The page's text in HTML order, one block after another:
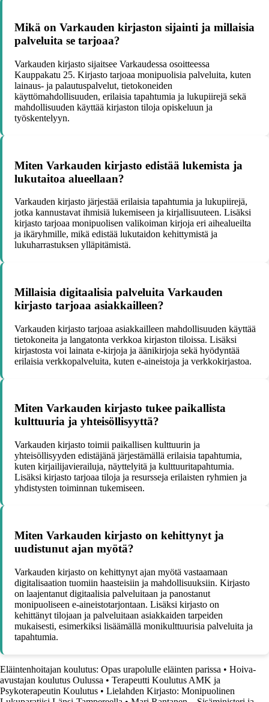
Mikä on Varkauden kirjaston sijainti ja millaisia
palveluita se tarjoaa?
Varkauden kirjasto sijaitsee Varkaudessa osoitteessa
Kauppakatu 25. Kirjasto tarjoaa monipuolisia palveluita, kuten
lainaus- ja palautuspalvelut, tietokoneiden
käyttömahdollisuuden, erilaisia tapahtumia ja lukupiirejä sekä
mahdollisuuden käyttää kirjaston tiloja opiskeluun ja
työskentelyyn.
Miten Varkauden kirjasto edistää lukemista ja
lukutaitoa alueellaan?
Varkauden kirjasto järjestää erilaisia tapahtumia ja lukupiirejä,
jotka kannustavat ihmisiä lukemiseen ja kirjallisuuteen. Lisäksi
kirjasto tarjoaa monipuolisen valikoiman kirjoja eri aihealueilta
ja ikäryhmille, mikä edistää lukutaidon kehittymistä ja
lukuharrastuksen ylläpitämistä.
Millaisia digitaalisia palveluita Varkauden
kirjasto tarjoaa asiakkailleen?
Varkauden kirjasto tarjoaa asiakkailleen mahdollisuuden käyttää
tietokoneita ja langatonta verkkoa kirjaston tiloissa. Lisäksi
kirjastosta voi lainata e-kirjoja ja äänikirjoja sekä hyödyntää
erilaisia verkkopalveluita, kuten e-aineistoja ja verkkokirjastoa.
Miten Varkauden kirjasto tukee paikallista
kulttuuria ja yhteisöllisyyttä?
Varkauden kirjasto toimii paikallisen kulttuurin ja
yhteisöllisyyden edistäjänä järjestämällä erilaisia tapahtumia,
kuten kirjailijavierailuja, näyttelyitä ja kulttuuritapahtumia.
Lisäksi kirjasto tarjoaa tiloja ja resursseja erilaisten ryhmien ja
yhdistysten toiminnan tukemiseen.
Miten Varkauden kirjasto on kehittynyt ja
uudistunut ajan myötä?
Varkauden kirjasto on kehittynyt ajan myötä vastaamaan
digitalisaation tuomiin haasteisiin ja mahdollisuuksiin. Kirjasto
on laajentanut digitaalisia palveluitaan ja panostanut
monipuoliseen e-aineistotarjontaan. Lisäksi kirjasto on
kehittänyt tilojaan ja palveluitaan asiakkaiden tarpeiden
mukaisesti, esimerkiksi lisäämällä monikulttuurisia palveluita ja
tapahtumia.
Eläintenhoitajan koulutus: Opas urapolulle eläinten parissa • Hoiva-
avustajan koulutus Oulussa • Terapeutti Koulutus AMK ja
Psykoterapeutin Koulutus • Lielahden Kirjasto: Monipuolinen